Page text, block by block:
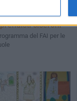
ai beni culturali:
diventano
ciceroni
del FAI per le